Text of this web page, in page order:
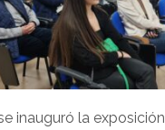
inauguró la exposición